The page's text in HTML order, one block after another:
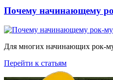
Почему начинающему
Для многих начинающих рок-
Перейти к статьям